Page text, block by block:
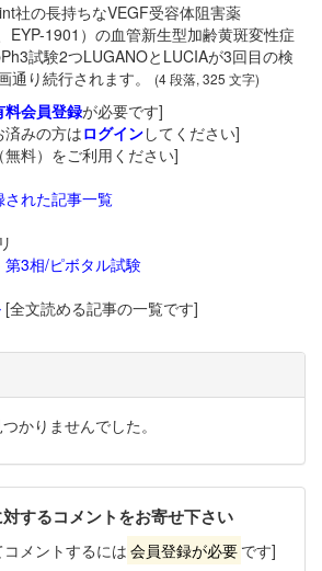
社の長持ちなVEGF受容体阻害薬
EYP-1901）の血管新生型加齢黄斑変性症
Ph3試験2つLUGANOとLUCIAが3回目の検
通り続行されます。
(4 段落, 325 文字)
料会員登録が必要です]
みの方はログインしてください]
（無料）をご利用ください]
れた記事一覧
第3相/ピボタル試験
[全文読める記事の一覧です]
かりませんでした。
するコメントをお寄せ下さい
メントするには 会員登録が必要 です]